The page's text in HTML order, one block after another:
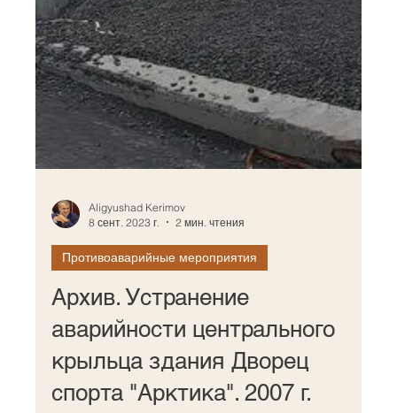
Aligyushad Kerimov
8 сент. 2023 г.
2 мин. чтения
Противоаварийные мероприятия
Архив. Устранение
аварийности центрального
крыльца здания Дворец